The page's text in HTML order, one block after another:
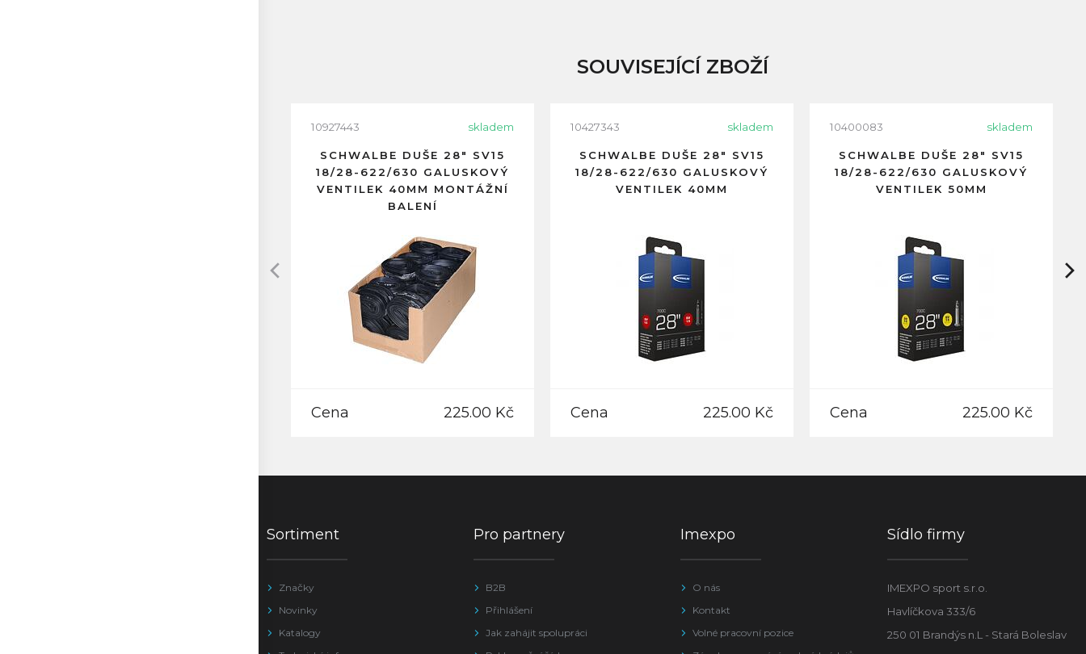
SOUVISEJÍCÍ ZBOŽÍ
10927443 skladem
SCHWALBE DUŠE 28" SV15
18/28-622/630 GALUSKOVÝ
VENTILEK 40MM MONTÁŽNÍ
BALENÍ
Cena 225.00 Kč
10427343 skladem
SCHWALBE DUŠE 28" SV15
18/28-622/630 GALUSKOVÝ
VENTILEK 40MM
Cena 225.00 Kč
10400083 skladem
SCHWALBE DUŠE 28" SV15
18/28-622/630 GALUSKOVÝ
VENTILEK 50MM
Cena 225.00 Kč
Sortiment
Značky
Novinky
Katalogy
Pro partnery
B2B
Přihlášení
Jak zahájit spolupráci
Imexpo
O nás
Kontakt
Volné pracovní pozice
Sídlo firmy
IMEXPO sport s.r.o.
Havlíčkova 333/6
250 01 Brandýs n.L - Stará Boleslav